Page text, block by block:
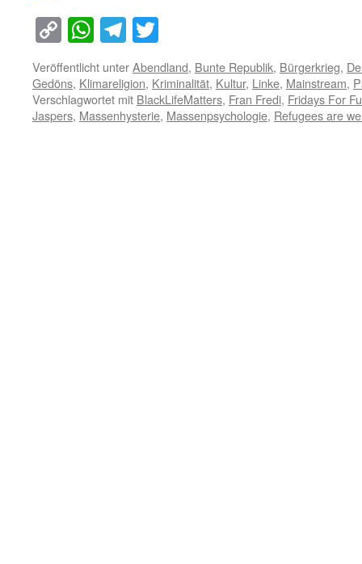
Copy
Link
WhatsApp
Telegram
Veröffentlicht unterAbendland, Bunte Republik, Bürgerkrieg,
Gedöns, Klimareligion, Kriminalität, Kultur, Linke, Mainstream,
Verschlagwortet mit BlackLifeMatters, Fran Fredi, Fridays For
Jaspers, Massenhysterie, Massenpsychologie, Refugees are